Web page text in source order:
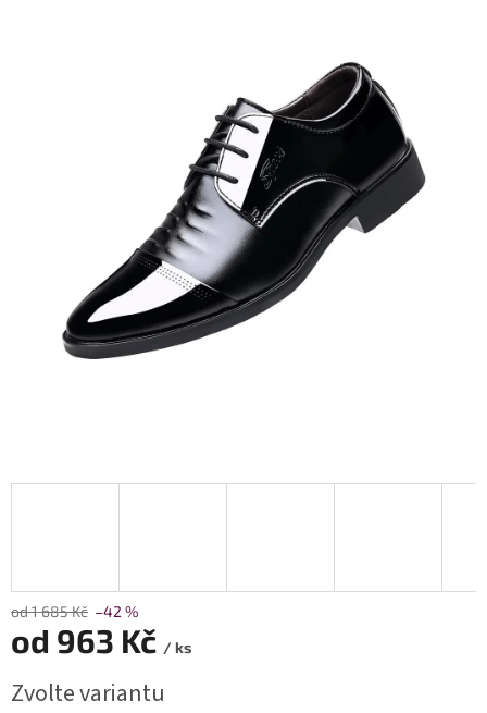
od 1 685 Kč –42 %
od 963 Kč / ks
cena:
Zvolte variantu